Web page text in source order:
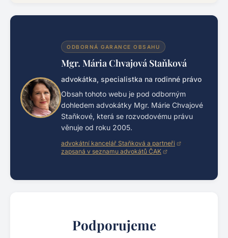
ODBORNÁ GARANCE OBSAHU
Mgr. Mária Chvajová Staňková
advokátka, specialistka na rodinné právo
Obsah tohoto webu je pod odborným
dohledem advokátky Mgr. Márie Chvajové
Staňkové, která se rozvodovému právu
věnuje od roku 2005.
advokátní kancelář Staňková a partneři
·
zapsaná v seznamu advokátů ČAK
Podporujeme